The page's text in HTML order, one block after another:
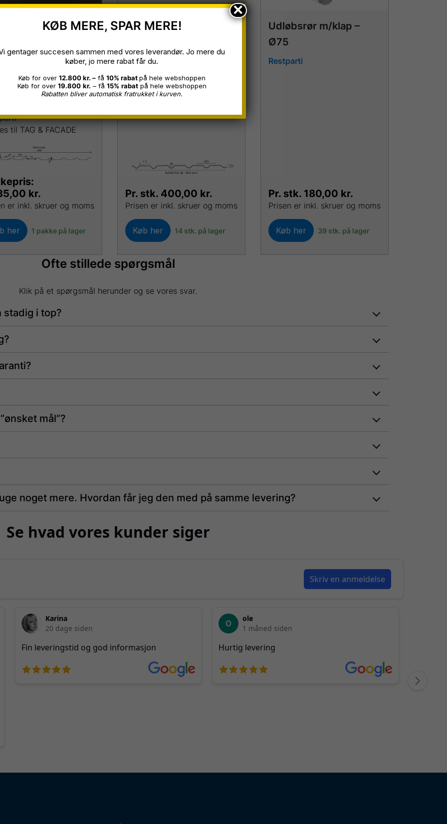
trapezplade
0,50mm, B 1,07 x
5,00 + 3 stk 4,50
stk L 3,00 m =
til TAG & FACADE
kr.
er inkl. skruer og moms
her 1 pakke på lager
VP35 Trapezplader
Sort 9005, 0,50 mm B
(fejlproduktion)
Restparti
Pr. stk. 400,00 kr.
Prisen er inkl. skruer og moms
Køb her 14 stk. på lager
Udløbsrør m/klap –
Ø75
Restparti
Pr. stk. 180,00 kr.
Prisen er inkl. skruer og moms
Køb her 39 stk. på lager
Ofte stillede spørgsmål
Klik på et spørgsmål herunder og se vores svar.
i top?
mål”?
noget mere. Hvordan får jeg den med på samme levering?
KØB MERE, SPAR MERE!
gentager succesen sammen med vores leverandør. Jo mere du
køber, jo mere rabat får du.
Køb for over 12.800 kr. –få 10% rabatpå hele webshoppen
Køb for over 19.800 kr. – få 15% rabatpå hele webshoppen
Rabatten bliver automatisk fratrukket i kurven.
×